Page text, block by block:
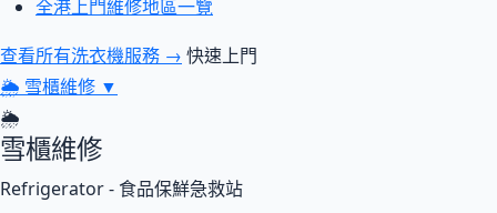
全港上門維修地區一覽
查看所有洗衣機服務 → 快速上門
🌦 雪櫃維修 ▼
🌦
雪櫃維修
Refrigerator - 食品保鮮急救站